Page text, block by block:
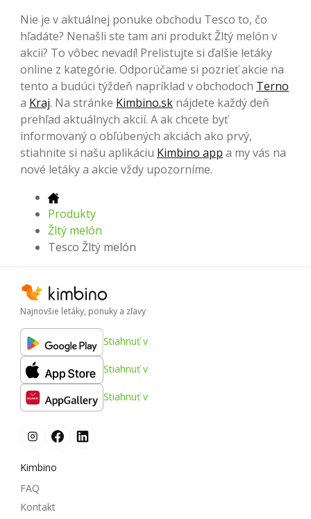
Nie je v aktuálnej ponuke obchodu Tesco to, čo
hľadáte? Nenašli ste tam ani produkt Žltý melón v
akcii? To vôbec nevadí! Prelistujte si ďalšie letáky
online z kategórie. Odporúčame si pozrieť akcie na
tento a budúci týždeň napríklad v obchodoch Terno
a Kraj. Na stránke Kimbino.sk nájdete každý deň
prehľad aktuálnych akcií. A ak chcete byť
informovaný o obľúbených akciách ako prvý,
stiahnite si našu aplikáciu Kimbino app a my vás na
nové letáky a akcie vždy upozorníme.
Produkty
Žltý melón
Tesco Žltý melón
Najnovšie letáky, ponuky a zľavy
Stiahnuť v
Stiahnuť v
Stiahnuť v
Kimbino
FAQ
Kontakt